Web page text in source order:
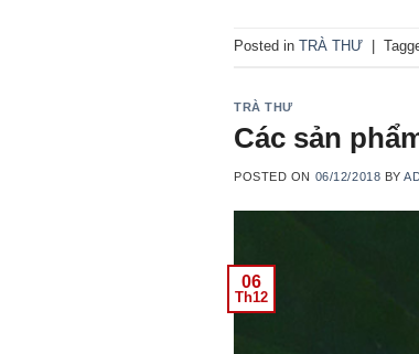
Posted in TRÀ THƯ
TRÀ THƯ
Các sản
POSTED ON 06/12/2018 BY
06
Th12